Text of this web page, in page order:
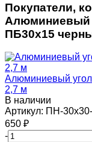
Покупатели,
Алюминиевый
ПБ30х15
Алюминиевый
2,7 м
В наличии
Артикул: ПН-
650 ₽
-